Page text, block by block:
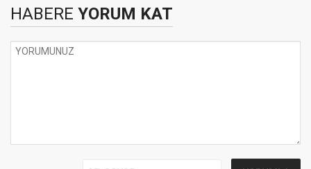
HABERE YORUM KAT